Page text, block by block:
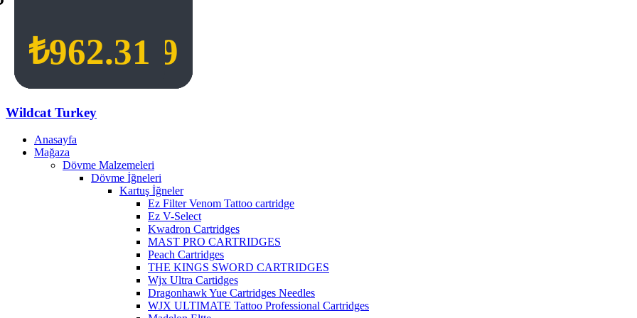
Wildcat Turkey
Anasayfa
Mağaza
Dövme Malzemeleri
Dövme İğneleri
Kartuş İğneler
Ez Filter Venom Tattoo cartridge
Ez V-Select
Kwadron Cartridges
MAST PRO CARTRIDGES
Peach Cartridges
THE KINGS SWORD CARTRIDGES
Wjx Ultra Cartidges
Dragonhawk Yue Cartridges Needles
WJX ULTIMATE Tattoo Professional Cartridges
₺1,017.30
₺1,017.30
₺1,072.29
₺962.31